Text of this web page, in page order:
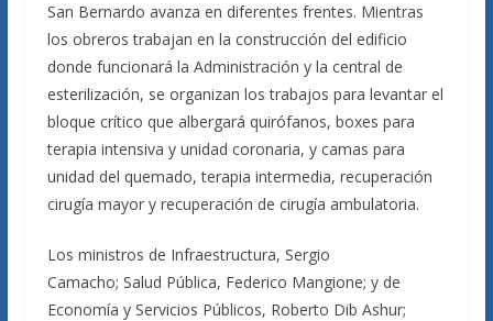
San Bernardo avanza en diferentes frentes. Mientras
los obreros trabajan en la construcción del edificio
donde funcionará la Administración y la central de
esterilización, se organizan los trabajos para levantar el
bloque crítico que albergará quirófanos, boxes para
terapia intensiva y unidad coronaria, y camas para
unidad del quemado, terapia intermedia, recuperación
cirugía mayor y recuperación de cirugía ambulatoria.
Los ministros de Infraestructura, Sergio
Camacho; Salud Pública, Federico Mangione; y de
Economía y Servicios Públicos, Roberto Dib Ashur;